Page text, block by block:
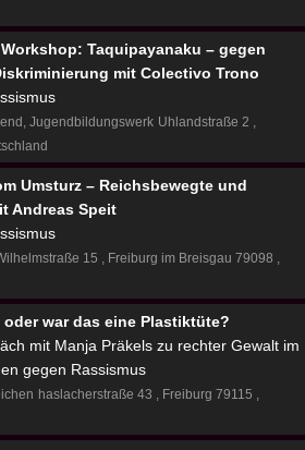
Taquipayanaku – gegen
mit Colectivo Trono
Jugendbildungswerk Uhlandstraße 2
Umsturz – Reichsbewegte und
Andreas Speit
15
Freiburg im Breisgau 79098
war das eine Plastiktüte?
mit Manja Präkels zu rechter Gewalt im
gegen Rassismus
haslacherstraße 43
Freiburg 79115